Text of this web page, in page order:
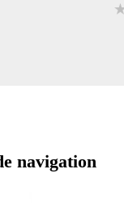
navigation